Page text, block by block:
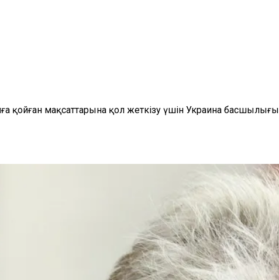
қойған мақсаттарына қол жеткізу үшін Украина